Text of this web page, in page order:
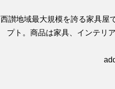
西讃地域最大規模を誇る家具屋
プト。商品は家具、インテリ